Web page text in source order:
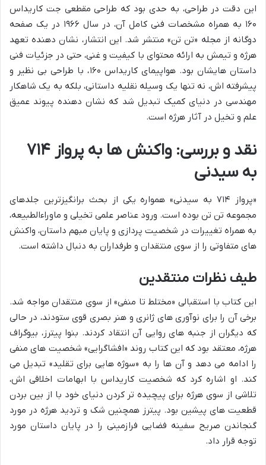
این دقت در طراحی، به حدی بود که طراحی مقطعی جت کاریداس
۱۶۰ به همراه مشخصات فنی کامل آن، در سال ۱۹۶۶ در یک صفحه
دوگانه از مجله «تن تن» منتشر شد. این انتشار، نشان دهنده تعهد
هرژه و تیمش به ارائه محتوای با کیفیت و غنی، حتی در جزئیات فنی
داستان هایشان بود. هواپیمای کاریداس ۱۶۰، با طراحی بی نظیر و
پیشرفته اش، نه تنها یک وسیله نقلیه داستانی، بلکه به یک شاهکار
مهندسی در دنیای کمیک تبدیل شد که نشان دهنده پیوند عمیق
علم و تخیل در آثار هرژه است.
نقد و بررسی: واکنش ها به پرواز ۷۱۴
به سیدنی
«پرواز ۷۱۴ به سیدنی» همواره یکی از بحث برانگیزترین جلدهای
مجموعه تن تن بوده است. ورود عناصر علمی تخیلی و ماوراءالطبیعه،
به همراه تغییرات در شخصیت پردازی و پایان مبهم داستان، واکنش
های متفاوتی را از سوی منتقدان و طرفداران به دنبال داشته است.
طیف نظرات منتقدین
این کتاب با استقبالی «مختلط تا منفی» از سوی منتقدان مواجه شد.
برخی آن را برای نوآوری های ژانری و هنر بصری قوی ستودند، در حالی
که دیگران از جنبه های روایی آن انتقاد کردند. بنوا پیترز، بیوگراف
هرژه، معتقد بود که این کتاب روند «افشاگرایی» شخصیت های منفی
را ادامه می دهد و آن ها را به «سوژه هایی برای تقلید» تبدیل می
کند. او اشاره کرد که شخصیت کاریداس با ابهامات اخلاقی اش،
تلاشی از سوی هرژه برای پیچیده تر کردن دنیای خود با از بین بردن
قطعیت های پیشین بود. پیترز همچنین شک و تردید هرژه در مورد
گنجاندن صریح سفینه فضایی فرازمینی را در پایان داستان مورد
توجه قرار داد.